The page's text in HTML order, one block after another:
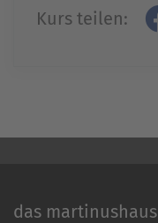
Kurs teilen:
das martinushaus